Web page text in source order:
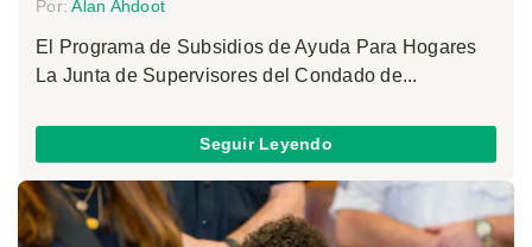
Por:Alan Ahdoot
El Programa de Subsidios de Ayuda Para Hogares
La Junta de Supervisores del Condado de...
Seguir Leyendo